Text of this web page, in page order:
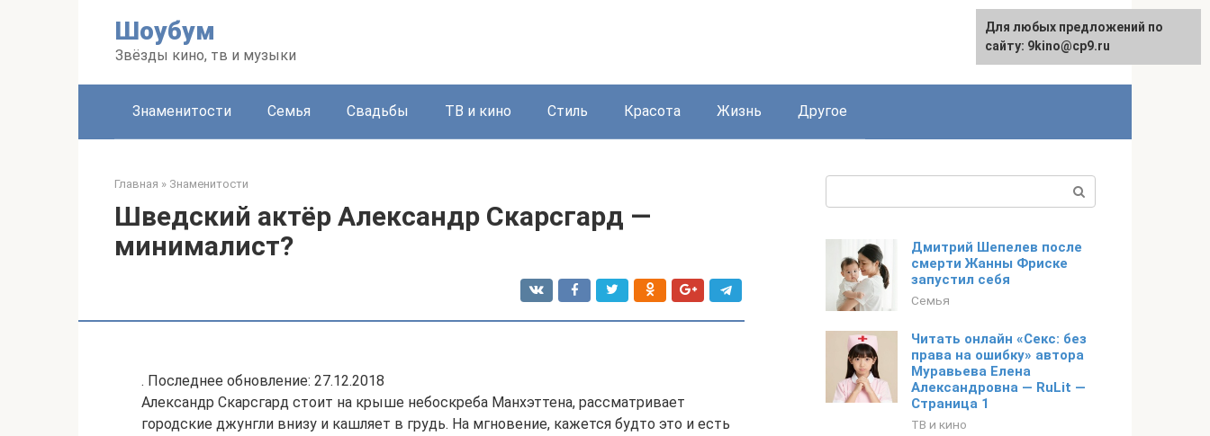
Шоубум
Звёзды кино, тв и музыки
English
Знаменитости Семья Свадьбы ТВ и кино Стиль Красота Жизнь Другое
Главная » Знаменитости
Шведский актёр Александр Скарсгард —
минималист?
. Последнее обновление: 27.12.2018
Александр Скарсгард стоит на крыше небоскреба Манхэттена, рассматривает
городские джунгли внизу и кашляет в грудь. На мгновение, кажется будто это и есть
Дмитрий Шепелев после
смерти Жанны Фриске
запустил себя
Семья
Читать онлайн «Секс: без
права на ошибку» автора
Муравьева Елена
Александровна — RuLit —
Страница 1
ТВ и кино
Для любых предложений по
сайту: 9kino@cp9.ru